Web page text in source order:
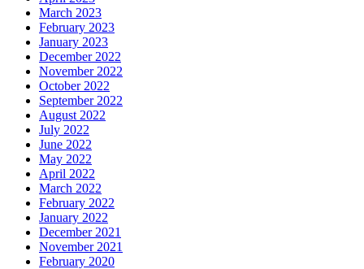
March 2023
February 2023
January 2023
December 2022
November 2022
October 2022
September 2022
August 2022
July 2022
June 2022
May 2022
April 2022
March 2022
February 2022
January 2022
December 2021
November 2021
February 2020